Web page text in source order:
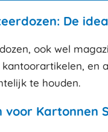
De
ook wel
en
te houden.
voor Kartonnen